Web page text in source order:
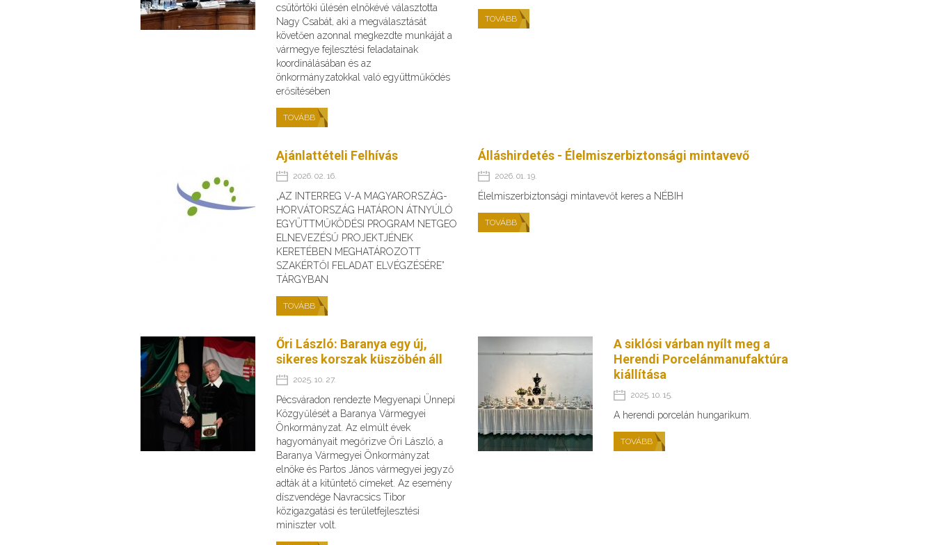
csütörtöki ülésén elnökévé választotta
Nagy Csabát, aki a megválasztását
követően azonnal megkezdte munkáját a
vármegye fejlesztési feladatainak
koordinálásában és az
önkormányzatokkal való együttműködés
erősítésében
TOVÁBB
TOVÁBB
Ajánlattételi Felhívás
2026. 02. 16.
„AZ INTERREG V-A MAGYARORSZÁG-
HORVÁTORSZÁG HATÁRON ÁTNYÚLÓ
EGYÜTTMŰKÖDÉSI PROGRAM NETGEO
ELNEVEZÉSŰ PROJEKTJÉNEK
KERETÉBEN MEGHATÁROZOTT
SZAKÉRTŐI FELADAT ELVÉGZÉSÉRE”
TÁRGYBAN
TOVÁBB
Álláshirdetés - Élelmiszerbiztonsági mintavevő
2026. 01. 19.
Élelmiszerbiztonsági mintavevőt keres a NÉBIH
TOVÁBB
Őri László: Baranya egy új,
sikeres korszak küszöbén áll
2025. 10. 27.
Pécsváradon rendezte Megyenapi Ünnepi
Közgyűlését a Baranya Vármegyei
Önkormányzat. Az elmúlt évek
hagyományait megőrizve Őri László, a
Baranya Vármegyei Önkormányzat
elnöke és Partos János vármegyei jegyző
adták át a kitüntető címeket. Az esemény
díszvendége Navracsics Tibor
közigazgatási és területfejlesztési
miniszter volt.
A siklósi várban nyílt meg a
Herendi Porcelánmanufaktúra
kiállítása
2025. 10. 15.
A herendi porcelán hungarikum.
TOVÁBB